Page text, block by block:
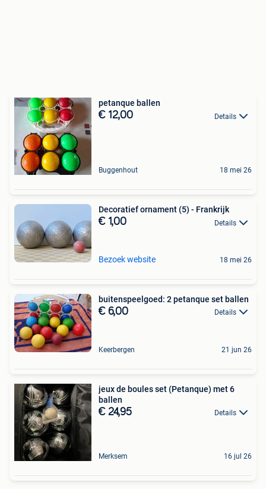
petanque ballen
€ 12,00 Details
Buggenhout 18 mei 26
Decoratief ornament (5) - Frankrijk
€ 1,00 Details
Bezoek website 18 mei 26
buitenspeelgoed: 2 petanque set ballen
€ 6,00 Details
Keerbergen 21 jun 26
jeux de boules set (Petanque) met 6
ballen
€ 24,95 Details
Merksem 16 jul 26